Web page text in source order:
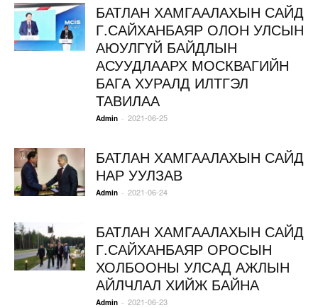
БАТЛАН ХАМГААЛАХЫН САЙД
Г.САЙХАНБАЯР ОЛОН УЛСЫН
АЮУЛГҮЙ БАЙДЛЫН
АСУУДЛААРХ МОСКВАГИЙН
БАГА ХУРАЛД ИЛТГЭЛ
ТАВИЛАА
Admin - 2021-06-25
БАТЛАН ХАМГААЛАХЫН САЙД
НАР УУЛЗАВ
Admin - 2021-06-24
БАТЛАН ХАМГААЛАХЫН САЙД
Г.САЙХАНБАЯР ОРОСЫН
ХОЛБООНЫ УЛСАД АЖЛЫН
АЙЛЧЛАЛ ХИЙЖ БАЙНА
Admin - 2021-06-23